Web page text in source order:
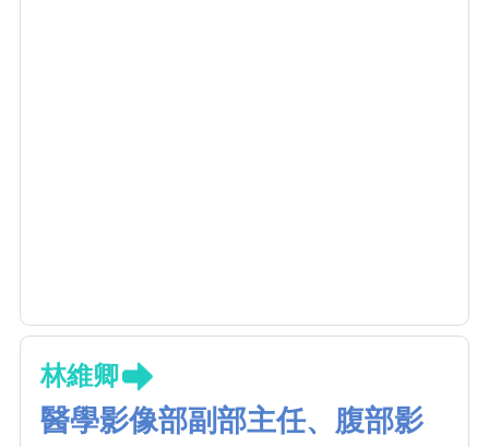
林維卿
醫學影像部副部主任、腹部影